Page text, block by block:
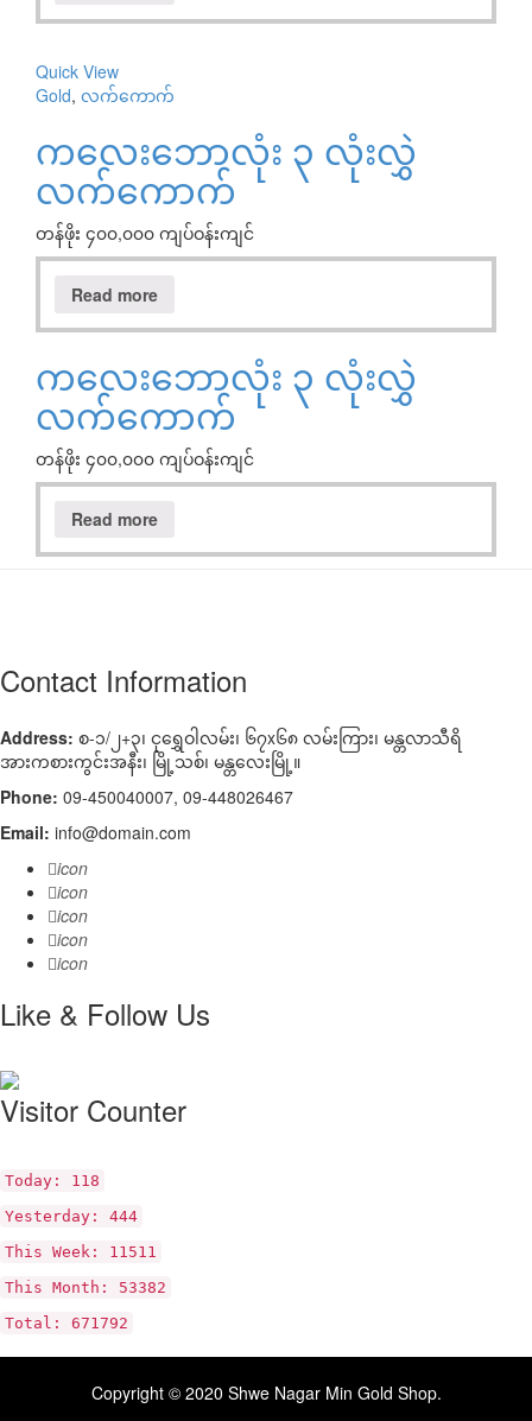
Quick View
Gold, လက်ကောက်
ကလေးဘောလုံး ၃ လုံးလွှဲ
လက်ကောက်
တန်ဖိုး ၄၀၀,၀၀၀ ကျပ်ဝန်းကျင်
Read more
ကလေးဘောလုံး ၃ လုံးလွှဲ
လက်ကောက်
တန်ဖိုး ၄၀၀,၀၀၀ ကျပ်ဝန်းကျင်
Read more
Contact Information
Address: စ-၁/၂+၃၊ ငုရွှေဝါလမ်း၊ ၆၇x၆၈ လမ်းကြား၊ မန္တလာသီရိ
အားကစားကွင်းအနီး၊ မြို့သစ်၊ မန္တလေးမြို့။
Phone: 09-450040007, 09-448026467
Email: info@domain.com
icon
icon
icon
icon
icon
Like & Follow Us
Visitor Counter
Today: 118
Yesterday: 444
This Week: 11511
This Month: 53382
Total: 671792
Copyright © 2020 Shwe Nagar Min Gold Shop.